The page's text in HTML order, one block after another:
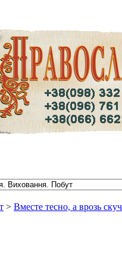
> Вместе тесно, а врозь